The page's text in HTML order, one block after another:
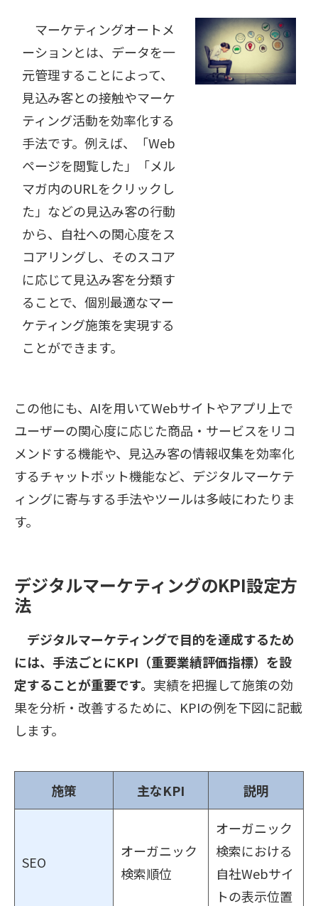
マーケティングオートメ
ーションとは、データを一
元管理することによって、
見込み客との接触やマーケ
ティング活動を効率化する
手法です。例えば、「Web
ページを閲覧した」「メル
マガ内のURLをクリックし
た」などの見込み客の行動
から、自社への関心度をス
コアリングし、そのスコア
に応じて見込み客を分類す
ることで、個別最適なマー
ケティング施策を実現する
ことができます。
この他にも、AIを用いてWebサイトやアプリ上で
ユーザーの関心度に応じた商品・サービスをリコ
メンドする機能や、見込み客の情報収集を効率化
するチャットボット機能など、デジタルマーケテ
ィングに寄与する手法やツールは多岐にわたりま
す。
デジタルマーケティングのKPI設定方
法
デジタルマーケティングで目的を達成するため
には、手法ごとにKPI（重要業績評価指標）を設
定することが重要です。 実績を把握して施策の効
果を分析・改善するために、KPIの例を下図に記載
します。
施策 主なKPI 説明
SEO
オーガニック
検索順位
オーガニック
検索における
自社Webサイ
トの表示位置